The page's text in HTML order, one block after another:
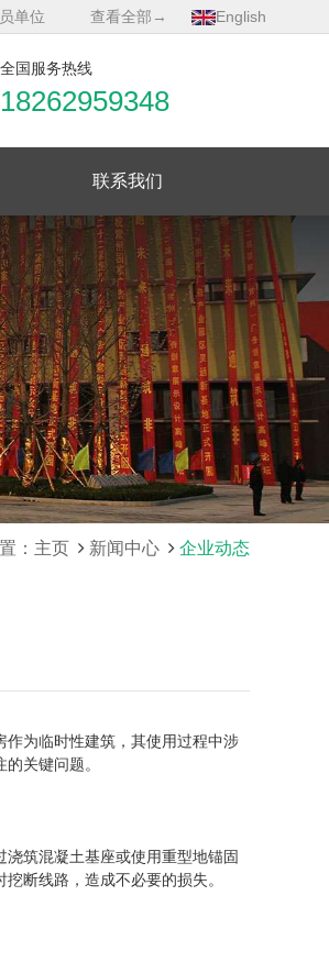
单位
系证书
查看全部→ English
全国服务热线
18262959348
联系我们
：主页 新闻中心 企业动态
为临时性建筑，其使用过程中涉
关键问题。
筑混凝土基座或使用重型地锚固
断线路，造成不必要的损失。